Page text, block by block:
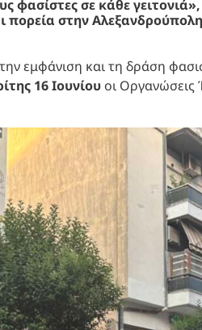
σε κάθε
στην
εμφάνιση και τη δράση
16 Ιουνίου οι